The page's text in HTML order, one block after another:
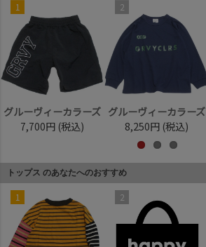
1
グルーヴィーカラーズ
7,700円 (税込)
2
グルーヴィーカラーズ
8,250円 (税込)
トップス のあなたへのおすすめ
1 2